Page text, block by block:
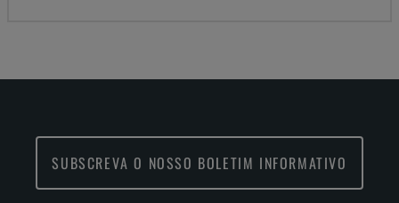
SUBSCREVA O NOSSO BOLETIM INFORMATIVO